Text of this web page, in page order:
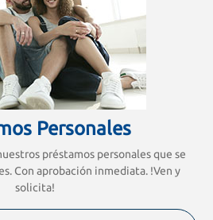
Personales
préstamos personales que se
Con aprobación inmediata. !Ven y
solicita!